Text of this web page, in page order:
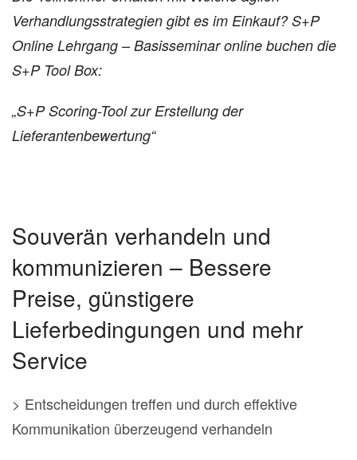
Verhandlungsstrategien gibt es im Einkauf? S+P
Online Lehrgang – Basisseminar online buchen die
S+P Tool Box:
„S+P Scoring-Tool zur Erstellung der
Lieferantenbewertung“
Souverän verhandeln und
kommunizieren – Bessere
Preise, günstigere
Lieferbedingungen und mehr
Service
> Entscheidungen treffen und durch effektive
Kommunikation überzeugend verhandeln